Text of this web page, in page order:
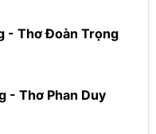
- Thơ Đoàn Trọng
- Thơ Phan Duy